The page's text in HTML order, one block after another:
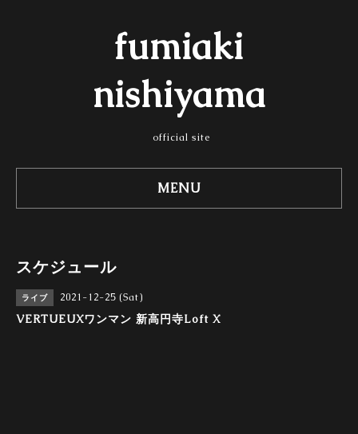
fumiaki
nishiyama
official site
MENU
スケジュール
ライブ 2021-12-25 (Sat)
VERTUEUXワンマン 新高円寺Loft X